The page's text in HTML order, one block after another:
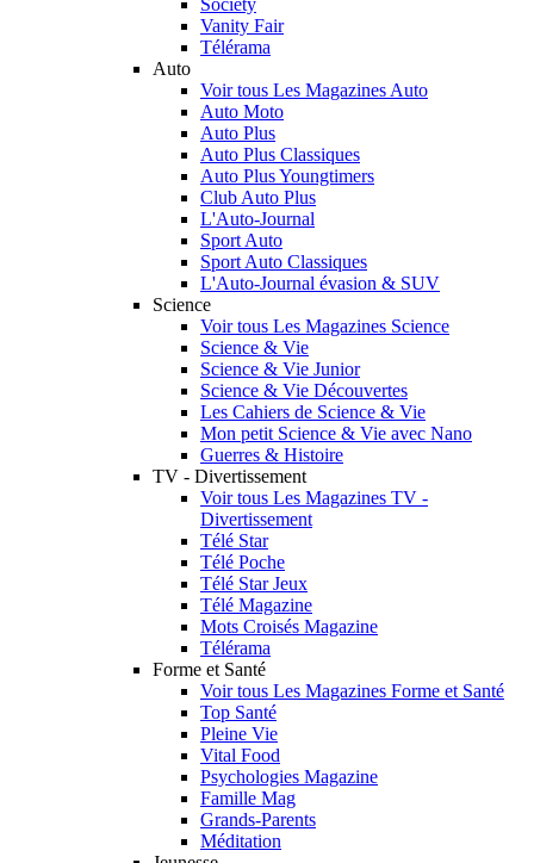
Society
Vanity Fair
Télérama
Auto
Voir tous Les Magazines Auto
Auto Moto
Auto Plus
Auto Plus Classiques
Auto Plus Youngtimers
Club Auto Plus
L'Auto-Journal
Sport Auto
Sport Auto Classiques
L'Auto-Journal évasion & SUV
Science
Voir tous Les Magazines Science
Science & Vie
Science & Vie Junior
Science & Vie Découvertes
Les Cahiers de Science & Vie
Mon petit Science & Vie avec Nano
Guerres & Histoire
TV - Divertissement
Voir tous Les Magazines TV -
Divertissement
Télé Star
Télé Poche
Télé Star Jeux
Télé Magazine
Mots Croisés Magazine
Télérama
Forme et Santé
Voir tous Les Magazines Forme et Santé
Top Santé
Pleine Vie
Vital Food
Psychologies Magazine
Famille Mag
Grands-Parents
Méditation